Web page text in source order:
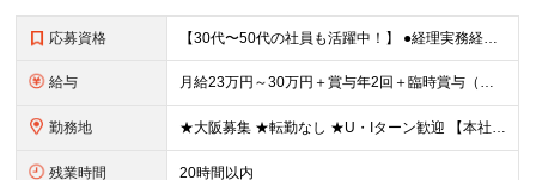
応募資格 【30代〜50代の社員も活躍中！】 ●経理実務経験2年以上 ●日商簿記3級以上の資格 ●高卒以上 ★ルーティンワークだけでなく、会社の成長を一緒に楽しめる方 ★バックオフィス全般に幅広く対応できる柔
給与 月給23万円～30万円＋賞与年2回＋臨時賞与（業績による） ◎管理職候補として採用される場合 月給35万円～50万円＋賞与年2回＋臨時賞与（業績による） ※経験・能力を考慮の上、決定いたします。
勤務地 ★大阪募集 ★転勤なし ★U・Iターン歓迎 【本社】 大阪府大阪市東成区玉津1丁目7番17号 (変更の範囲)上記を除く当社関連勤務地
残業時間 20時間以内